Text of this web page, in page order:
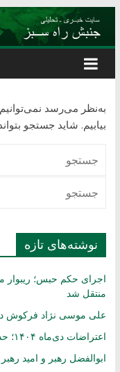
Skip
content
به‌نظر می‌رسد
بیابیم. شاید جستجو
نوشته‌های تازه
اجرای حکم حبس؛ ریبوار
منتقل شد
علی موسی نژاد فرکوش
اعتراضات دی‌ماه ۱۴۰۴؛ حدیثه مرواریدی به ۳ سال حبس محکوم شد
ابوالفضل رهبر و امید رهبر مجموعا به ۴۶